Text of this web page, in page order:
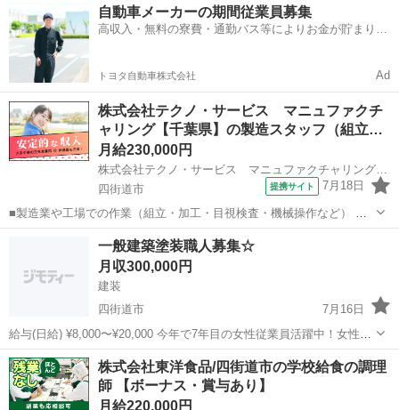
どなので、難しい指導はありません。「今日はこの動きを意識しまし
ょう！」といったお声がけをしながら、...
自動車メーカーの期間従業員募集
高収入・無料の寮費・通勤バス等によりお金が貯まりや
トヨタ自動車株式会社 Ad
株式会社テクノ・サービス マニュファクチ
ャリング【千葉県】の製造スタッフ（組立…
月給230,000円
株式会社テクノ・サービス マニュファクチャリング【千葉県】
四街道市
提携サイト 7月18日
■製造業や工場での作業（組立・加工・目視検査・機械操作など） 具
体的には・・・ 製品に不備がないか目視チェック 部品を機械にセット
してボタン操作などなど 複雑な作業や力仕事はほとんどなく覚えやす
いものばかり！ 未経験の方...
倉庫管理
一般建築塗装職人募集☆
月収300,000円
建装
四街道市
7月16日
給与(日給) ¥8,000〜¥20,000 今年で7年目の女性従業員活躍中！女性の
方も大歓迎です！女の子の従業員は営業になってしまったので、今は1
人でやっています。 未経験者歓迎☆ (経験者優遇) 現場は全て佐倉市に
なります...
千葉 四街道市 その他 職人
株式会社東洋食品/四街道市の学校給食の調理
師 【ボーナス・賞与あり】
月給220,000円